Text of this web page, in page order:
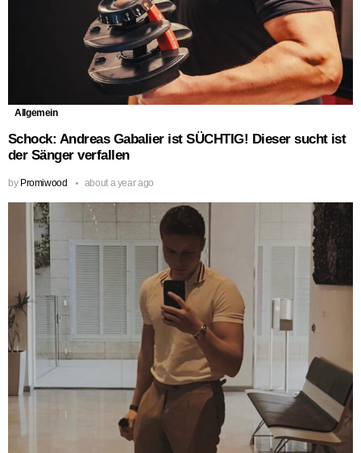
Allgemein
Schock: Andreas Gabalier ist SÜCHTIG! Dieser sucht ist
der Sänger verfallen
by Promiwood about a year ago